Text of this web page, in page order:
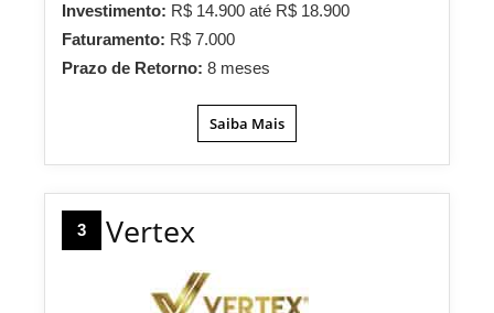
Investimento: R$ 14.900 até R$ 18.900
Faturamento: R$ 7.000
Prazo de Retorno: 8 meses
Saiba Mais
3 Vertex